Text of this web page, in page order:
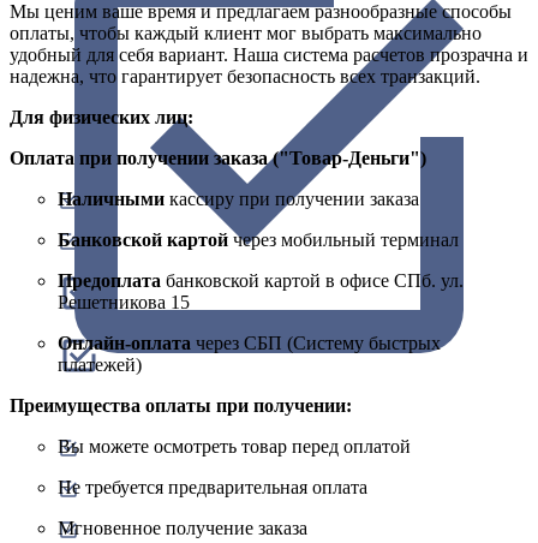
Мы ценим ваше время и предлагаем разнообразные способы
оплаты, чтобы каждый клиент мог выбрать максимально
удобный для себя вариант. Наша система расчетов прозрачна и
надежна, что гарантирует безопасность всех транзакций.
Для физических лиц:
Оплата при получении заказа ("Товар-Деньги")
Наличными кассиру при получении заказа
Банковской картой через мобильный терминал
Предоплата банковской картой в офисе СПб. ул.
Решетникова 15
Онлайн-оплата через СБП (Систему быстрых
платежей)
Преимущества оплаты при получении:
Вы можете осмотреть товар перед оплатой
Не требуется предварительная оплата
Мгновенное получение заказа